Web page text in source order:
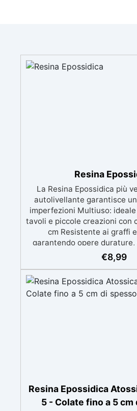
Resina
La Resina Epossidica più
autolivellante garantisce
imperfezioni Multiuso:
tavoli e piccole creazioni con
cm Resistente ai graffi
garantendo opere
ingiallimenti nel tempo
formula anti-bolle per
Certificata Atossica post
con la pelle, BPA free e
€8,99
Resina Epossidica
5 - Colate fino a 5 cm